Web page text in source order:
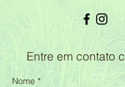
Entre em contato
Nome *